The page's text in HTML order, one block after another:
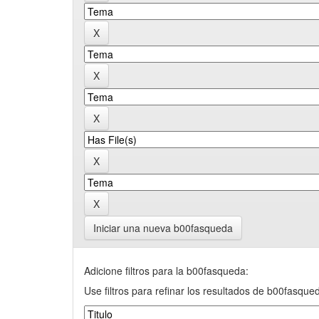
Iniciar una nueva b00fasqueda
Adicione filtros para la b00fasqueda:
Use filtros para refinar los resultados de